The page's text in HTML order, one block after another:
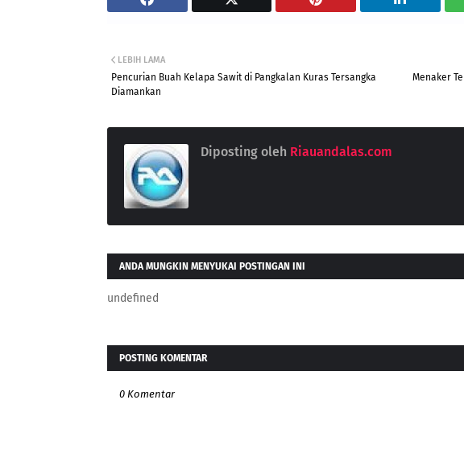
Menaker
LEBIH LAMA
Pencurian Buah Kelapa Sawit di Pangkalan Kuras Tersangka
Diamankan
Diposting oleh Riauandalas.com
ANDA MUNGKIN MENYUKAI POSTINGAN INI
undefined
POSTING KOMENTAR
0 Komentar